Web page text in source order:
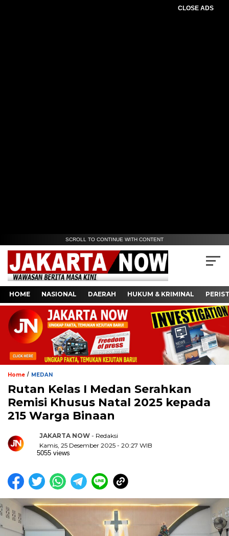
CLOSE ADS
SCROLL TO CONTINUE WITH CONTENT
HOME NASIONAL DAERAH HUKUM & KRIMINAL
Home / MEDAN
Rutan Kelas I Medan Serahkan
Remisi Khusus Natal 2025 kepada
215 Warga Binaan
JAKARTA NOW - Redaksi
Kamis, 25 Desember 2025 - 20:27 WIB
5055 views